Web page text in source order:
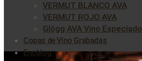
VERMUT BLANCO AVA
VERMUT ROJO AVA
Glögg AVA Vino Especiado
Copas de Vino Grabadas
Enoblog